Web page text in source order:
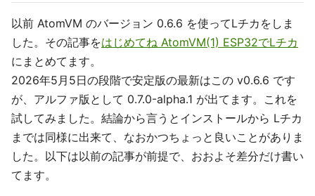
以前 AtomVM のバージョン 0.6.6 を使ってLチカをしま
した。その記事をはじめてね AtomVM(1) ESP32でLチカ
にまとめてます。
2026年5月5日の段階で安定版の最新はこの v0.6.6 です
が、アルファ版として 0.7.0-alpha.1 が出てます。これを
試してみました。結論から言うとインストールから Lチカ
までは同様に出来て、なおかつちょっと良いことがありま
した。以下は以前の記事が前提で、おおよそ差分だけ書い
てます。